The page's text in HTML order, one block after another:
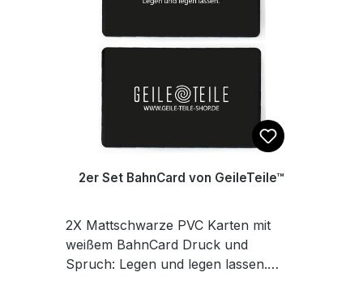
2er Set BahnCard von GeileTeile™
2X Mattschwarze PVC Karten mit
weißem BahnCard Druck und
Spruch: Legen und legen lassen.